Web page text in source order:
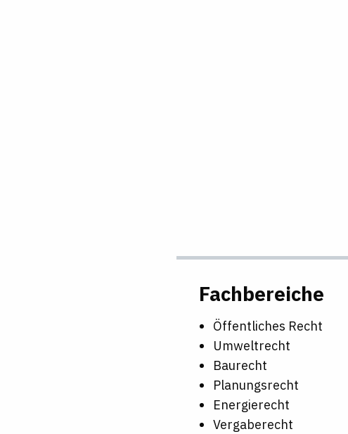
Fachbereiche
Öffentliches Recht
Umweltrecht
Baurecht
Planungsrecht
Energierecht
Vergaberecht